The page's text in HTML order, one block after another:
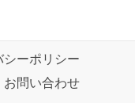
シーポリシー
お問い合わせ